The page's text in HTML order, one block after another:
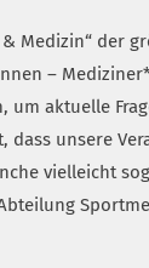
Medizin“ der
–
um aktuelle
unsere
vielleicht